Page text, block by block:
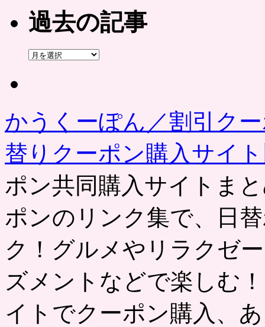
過去の記事
過
かうくーぽん／割引ク
替りクーポン購入サイ
ポン共同購入サイトま
ポンのリンク集で、日
ク！グルメやリラクゼ
ズメントなどで楽しむ
イトでクーポン購入、